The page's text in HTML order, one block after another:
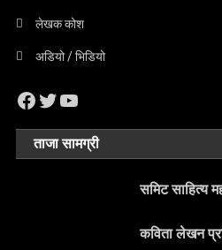
लेखक कोश
अडियो / भिडियो
Facebook
Twitter
YouTube
ताजा सामग्री
समिट साहित्य
कविता लेखन